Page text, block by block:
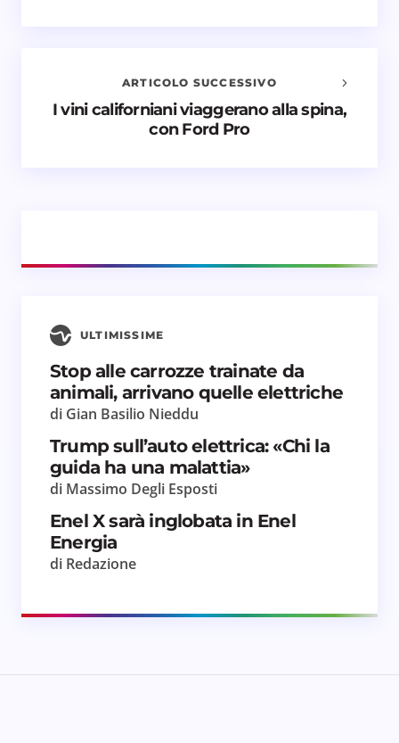
Salva il mio nome e email in questo browser
Invia commento
ARTICOLO SUCCESSIVO
I vini californiani viaggerano alla spina,
con Ford Pro
ULTIMISSIME
Stop alle carrozze trainate da
animali, arrivano quelle elettriche
di Gian Basilio Nieddu
Trump sull’auto elettrica: «Chi la
guida ha una malattia»
di Massimo Degli Esposti
Enel X sarà inglobata in Enel
Energia
di Redazione